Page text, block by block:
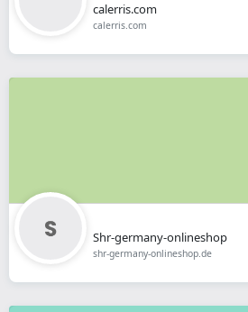
calerris.com
calerris.com
Shr-germany-onlineshop
shr-germany-onlineshop.de